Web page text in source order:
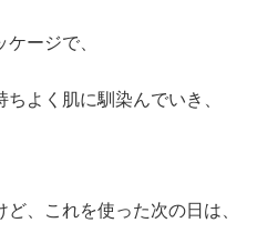
ージで、
よく肌に馴染んでいき、
、これを使った次の日は、